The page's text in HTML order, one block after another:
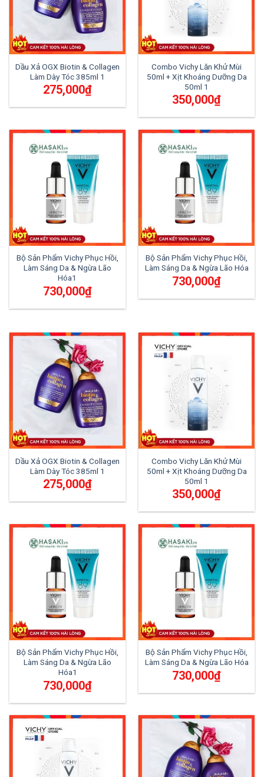
Dầu Xả OGX Biotin & Collagen
Làm Dày Tóc 385ml 1
275,000₫
Combo Vichy Lăn Khử Mùi
50ml + Xịt Khoáng Dưỡng Da
50ml 1
350,000₫
Bộ Sản Phẩm Vichy Phục Hồi,
Làm Sáng Da & Ngừa Lão
Hóa1
730,000₫
Bộ Sản Phẩm Vichy Phục Hồi,
Làm Sáng Da & Ngừa Lão Hóa
730,000₫
Dầu Xả OGX Biotin & Collagen
Làm Dày Tóc 385ml 1
275,000₫
Combo Vichy Lăn Khử Mùi
50ml + Xịt Khoáng Dưỡng Da
50ml 1
350,000₫
Bộ Sản Phẩm Vichy Phục Hồi,
Làm Sáng Da & Ngừa Lão
Hóa1
730,000₫
Bộ Sản Phẩm Vichy Phục Hồi,
Làm Sáng Da & Ngừa Lão Hóa
730,000₫